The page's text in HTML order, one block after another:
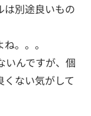
は別途良いもの
。。。
いんですが、個
くない気がして